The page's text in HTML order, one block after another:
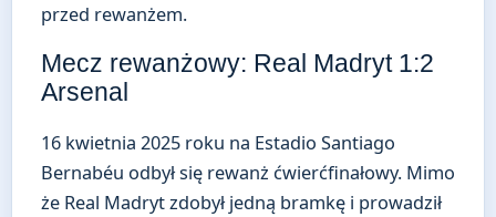
przed rewanżem.
Mecz rewanżowy: Real Madryt 1:2
Arsenal
16 kwietnia 2025 roku na Estadio Santiago
Bernabéu odbył się rewanż ćwierćfinałowy. Mimo
że Real Madryt zdobył jedną bramkę i prowadził